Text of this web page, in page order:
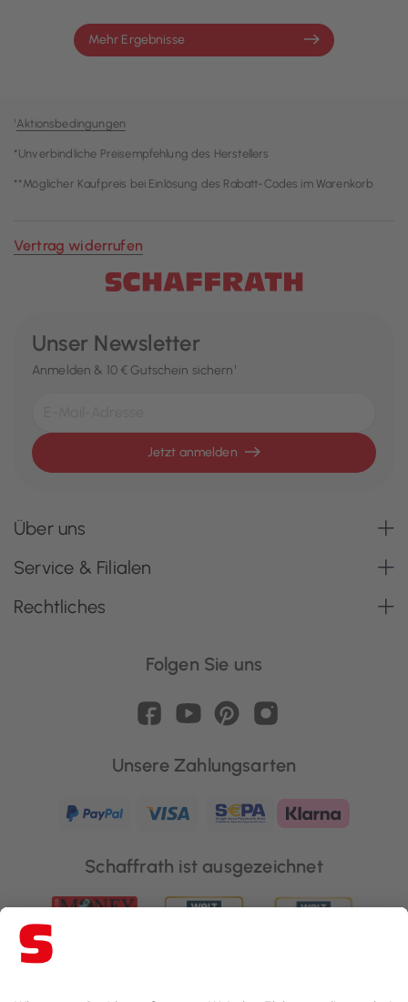
Mehr Ergebnisse
¹Aktionsbedingungen
*Unverbindliche Preisempfehlung des Herstellers
**Möglicher Kaufpreis bei Einlösung des Rabatt-Codes im Warenkorb
Vertrag widerrufen
Unser Newsletter
Anmelden & 10 € Gutschein sichern¹
Jetzt anmelden
Über uns
Service & Filialen
Rechtliches
Folgen Sie uns
Unsere Zahlungsarten
Schaffrath ist ausgezeichnet